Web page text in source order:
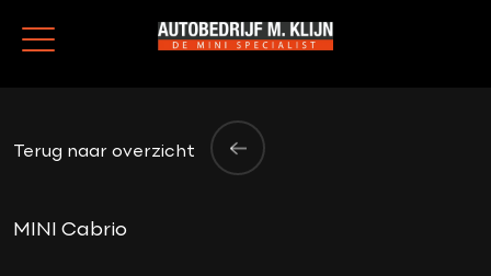
Terug naar overzicht
MINI Cabrio